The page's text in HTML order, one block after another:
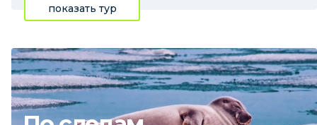
показать тур